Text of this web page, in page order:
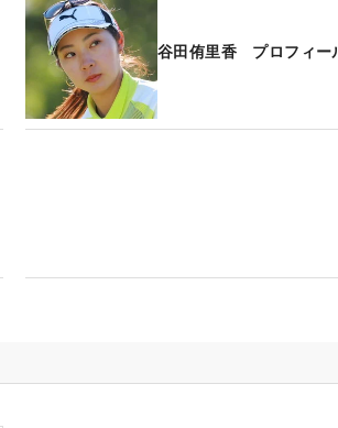
谷田侑里香 プロフィー